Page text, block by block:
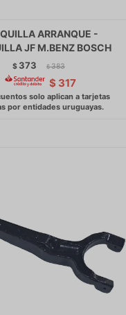
ARRANQUE -
JF M.BENZ BOSCH
$ 373 $ 383
$ 317